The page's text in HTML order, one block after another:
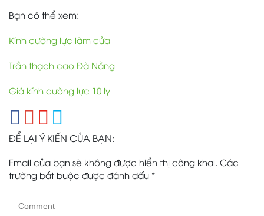
Bạn có thể xem:
Kính cường lực làm cửa
Trần thạch cao Đà Nẵng
Giá kính cường lực 10 ly
ĐỂ LẠI Ý KIẾN CỦA BẠN:
Email của bạn sẽ không được hiển thị công khai. Các
trường bắt buộc được đánh dấu *